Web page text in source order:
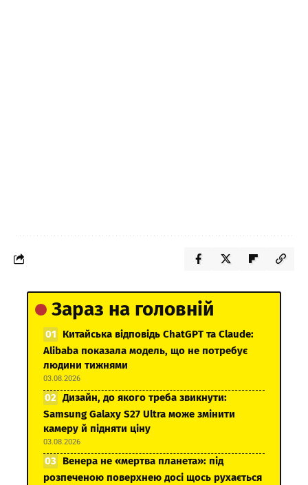
Зараз на головній
Китайська відповідь ChatGPT та Claude:
Alibaba показала модель, що не потребує
людини тижнями
03.08.2026
Дизайн, до якого треба звикнути:
Samsung Galaxy S27 Ultra може змінити
камеру й підняти ціну
03.08.2026
Венера не «мертва планета»: під
розпеченою поверхнею досі щось рухається